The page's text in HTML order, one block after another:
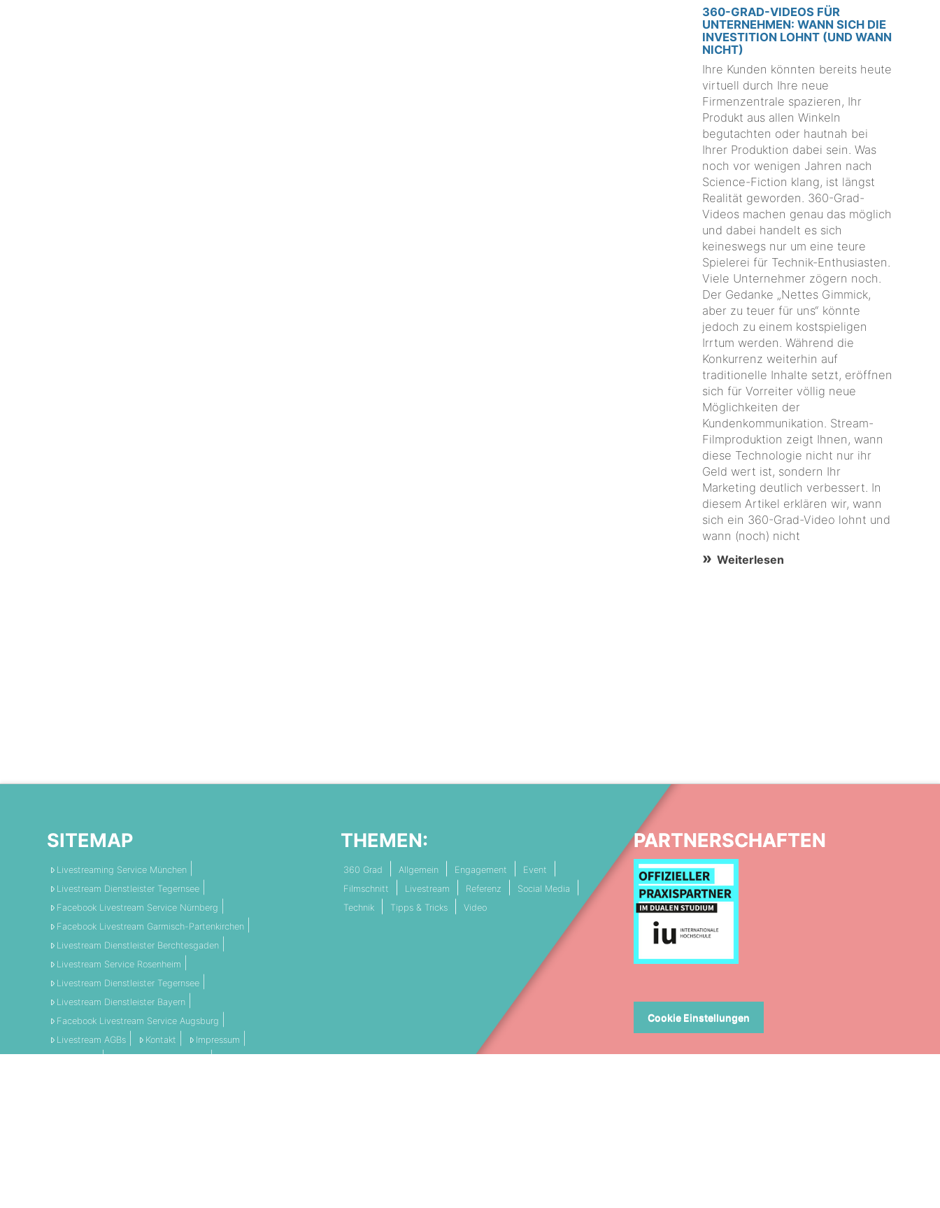
360-GRAD-VIDEOS FÜR
UNTERNEHMEN: WANN SICH DIE
INVESTITION LOHNT (UND WANN
NICHT)
Ihre Kunden könnten bereits heute
virtuell durch Ihre neue
Firmenzentrale spazieren, Ihr
Produkt aus allen Winkeln
begutachten oder hautnah bei
Ihrer Produktion dabei sein. Was
noch vor wenigen Jahren nach
Science-Fiction klang, ist längst
Realität geworden. 360-Grad-
Videos machen genau das möglich
und dabei handelt es sich
keineswegs nur um eine teure
Spielerei für Technik-Enthusiasten.
Viele Unternehmer zögern noch.
Der Gedanke „Nettes Gimmick,
aber zu teuer für uns“ könnte
jedoch zu einem kostspieligen
Irrtum werden. Während die
Konkurrenz weiterhin auf
traditionelle Inhalte setzt, eröffnen
sich für Vorreiter völlig neue
Möglichkeiten der
Kundenkommunikation. Stream-
Filmproduktion zeigt Ihnen, wann
diese Technologie nicht nur ihr
Geld wert ist, sondern Ihr
Marketing deutlich verbessert. In
diesem Artikel erklären wir, wann
sich ein 360-Grad-Video lohnt und
wann (noch) nicht
Weiterlesen
SITEMAP
Livestreaming Service München
Livestream Dienstleister Tegernsee
Facebook Livestream Service Nürnberg
Facebook Livestream Garmisch-Partenkirchen
Livestream Dienstleister Berchtesgaden
Livestream Service Rosenheim
Livestream Dienstleister Tegernsee
Livestream Dienstleister Bayern
Facebook Livestream Service Augsburg
Livestream AGBs
Kontakt
Impressum
THEMEN:
360 Grad Allgemein Engagement
Event
Filmschnitt
Livestream Referenz
Social Media
Technik
Tipps & Tricks Video
PARTNERSCHAFTEN
Cookie Einstellungen